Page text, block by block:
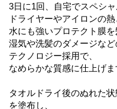
3日に1回、自宅でスペシ
ドライヤーやアイロンの熱
水にも強いプロテクト膜を
湿気や洗髪のダメージな
テクノロジー採用で、
なめらかな質感に仕上げま
タオルドライ後のぬれた
を塗布し、